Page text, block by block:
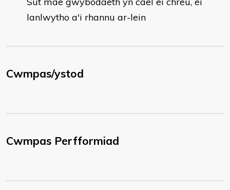
lanlwytho a'i rhannu ar-lein
Cwmpas/ystod
Cwmpas Perfformiad